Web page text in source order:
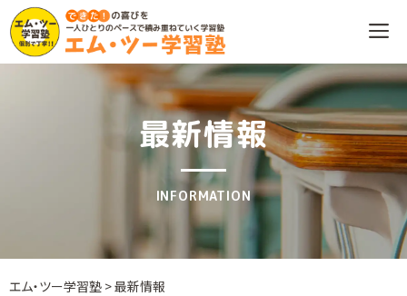
Skip
to
content
最新情報
INFORMATION
エム・ツー学習塾 >最新情報